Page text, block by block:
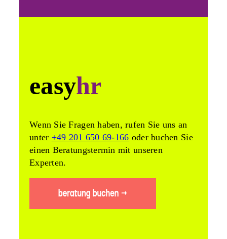
easyhr
Wenn Sie Fragen haben, rufen Sie uns an
unter +49 201 650 69-166 oder buchen Sie
einen Beratungstermin mit unseren
Experten.